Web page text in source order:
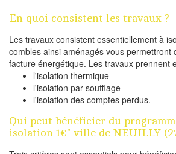
En quoi consistent les travaux ?
Les travaux consistent essentiellement à
combles ainsi aménagés vous permettront
facture énergétique. Les travaux prennent
l'isolation thermique
l'isolation par soufflage
l'isolation des comptes perdus.
Qui peut bénéficier du
isolation 1€" ville de NEUILLY